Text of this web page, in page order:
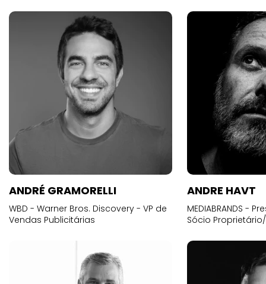
ANDRÉ GRAMORELLI
WBD - Warner Bros. Discovery - VP de
Vendas Publicitárias
ANDRE HAVT
MEDIABRANDS -
Sócio